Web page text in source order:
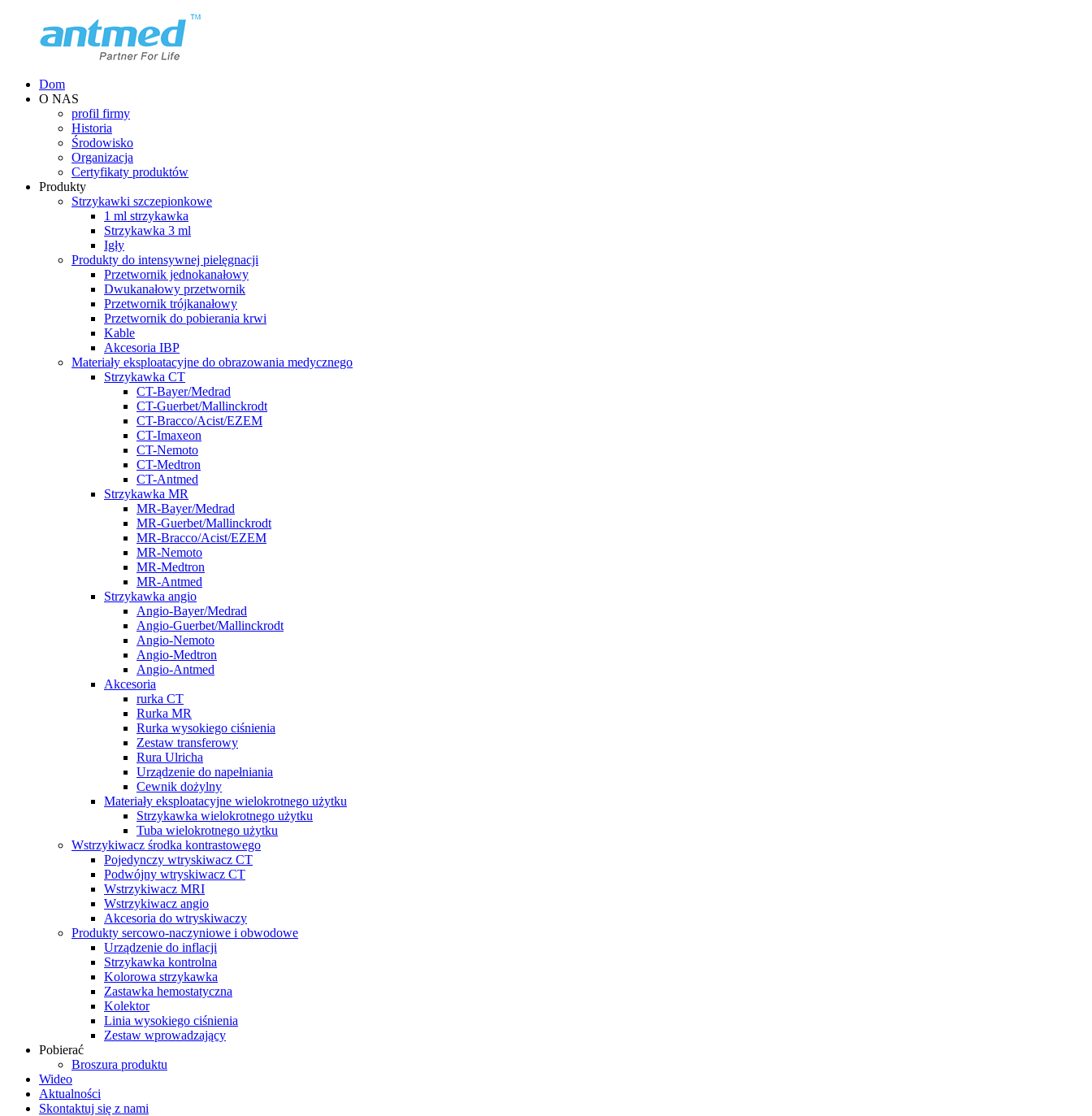
Dom
O NAS
profil firmy
Historia
Środowisko
Organizacja
Certyfikaty produktów
Produkty
Strzykawki szczepionkowe
1 ml strzykawka
Strzykawka 3 ml
Igły
Produkty do intensywnej pielęgnacji
Przetwornik jednokanałowy
Dwukanałowy przetwornik
Przetwornik trójkanałowy
Przetwornik do pobierania krwi
Kable
Akcesoria IBP
Materiały eksploatacyjne do obrazowania medycznego
Strzykawka CT
CT-Bayer/Medrad
CT-Guerbet/Mallinckrodt
CT-Bracco/Acist/EZEM
CT-Imaxeon
CT-Nemoto
CT-Medtron
CT-Antmed
Strzykawka MR
MR-Bayer/Medrad
MR-Guerbet/Mallinckrodt
MR-Bracco/Acist/EZEM
MR-Nemoto
MR-Medtron
MR-Antmed
Strzykawka angio
Angio-Bayer/Medrad
Angio-Guerbet/Mallinckrodt
Angio-Nemoto
Angio-Medtron
Angio-Antmed
Akcesoria
rurka CT
Rurka MR
Rurka wysokiego ciśnienia
Zestaw transferowy
Rura Ulricha
Urządzenie do napełniania
Cewnik dożylny
Materiały eksploatacyjne wielokrotnego użytku
Strzykawka wielokrotnego użytku
Tuba wielokrotnego użytku
Wstrzykiwacz środka kontrastowego
Pojedynczy wtryskiwacz CT
Podwójny wtryskiwacz CT
Wstrzykiwacz MRI
Wstrzykiwacz angio
Akcesoria do wtryskiwaczy
Produkty sercowo-naczyniowe i obwodowe
Urządzenie do inflacji
Strzykawka kontrolna
Kolorowa strzykawka
Zastawka hemostatyczna
Kolektor
Linia wysokiego ciśnienia
Zestaw wprowadzający
Pobierać
Broszura produktu
Wideo
Aktualności
Skontaktuj się z nami